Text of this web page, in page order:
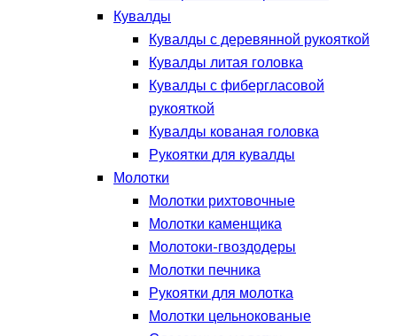
Кувалды
Кувалды с деревянной рукояткой
Кувалды литая головка
Кувалды с фибергласовой
рукояткой
Кувалды кованая головка
Рукоятки для кувалды
Молотки
Молотки рихтовочные
Молотки каменщика
Молотоки-гвоздодеры
Молотки печника
Рукоятки для молотка
Молотки цельнокованые